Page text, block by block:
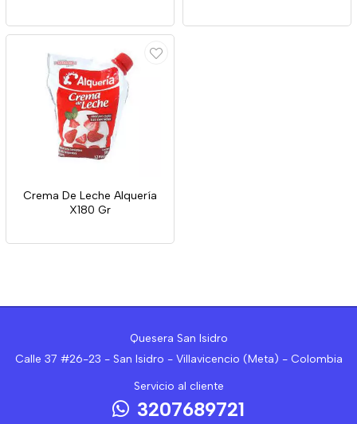
Crema De Leche Alquería
X180 Gr
Quesera San Isidro
Calle 37 #26-23 - San Isidro - Villavicencio (Meta) - Colombia
Servicio al cliente
3207689721